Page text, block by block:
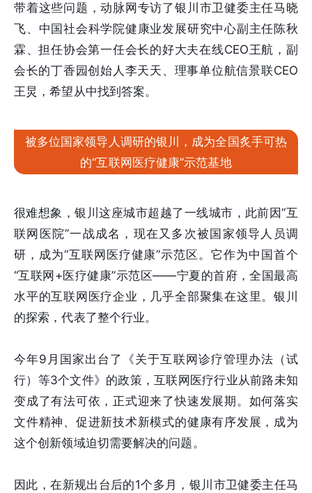
带着这些问题，动脉网专访了银川市卫健委主任马晓
飞、中国社会科学院健康业发展研究中心副主任陈秋
霖、担任协会第一任会长的好大夫在线CEO王航，副
会长的丁香园创始人李天天、理事单位航信景联CEO
王炅，希望从中找到答案。
被多位国家领导人调研的银川，成为全国炙手可热
的“互联网医疗健康”示范基地
很难想象，银川这座城市超越了一线城市，此前因“互
联网医院”一战成名，现在又多次被国家领导人员调
研，成为“互联网医疗健康”示范区。它作为中国首个
“互联网+医疗健康”示范区——宁夏的首府，全国最高
水平的互联网医疗企业，几乎全部聚集在这里。银川
的探索，代表了整个行业。
今年9月国家出台了《关于互联网诊疗管理办法（试
行）等3个文件》的政策，互联网医疗行业从前路未知
变成了有法可依，正式迎来了快速发展期。如何落实
文件精神、促进新技术新模式的健康有序发展，成为
这个创新领域迫切需要解决的问题。
因此，在新规出台后的1个多月，银川市卫健委主任马